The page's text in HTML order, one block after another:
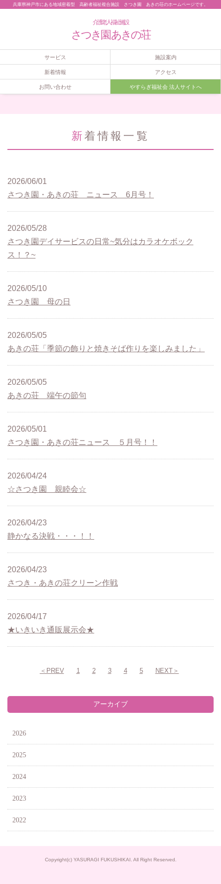
兵庫県神戸市にある地域密着型 高齢者福祉複合施設 さつき園 あきの荘のホームページです。
介護老人福祉施設
さつき園 あきの荘
サービス 施設案内
新着情報 アクセス
お問い合わせ やすらぎ福祉会 法人サイトへ
新着情報一覧
2026/06/01
さつき園・あきの荘 ニュース 6月号！
2026/05/28
さつき園デイサービスの日常~気分はカラオケボック
ス！？~
2026/05/10
さつき園 母の日
2026/05/05
あきの荘「季節の飾りと焼きそば作りを楽しみました」
2026/05/05
あきの荘 端午の節句
2026/05/01
さつき園・あきの荘ニュース ５月号！！
2026/04/24
☆さつき園 親睦会☆
2026/04/23
静かなる決戦・・・！！
2026/04/23
さつき・あきの荘クリーン作戦
2026/04/17
★いきいき通販展示会★
＜PREV 1 2 3 4 5 NEXT＞
アーカイブ
2026
2025
2024
2023
2022
Copyright(c) YASURAGI FUKUSHIKAI. All Right Reserved.